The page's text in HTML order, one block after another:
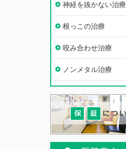
神経を抜かない治療
根っこの治療
咬み合わせ治療
ノンメタル治療